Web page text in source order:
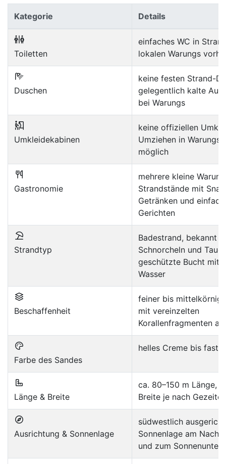
Kategorie Details
Toiletten
einfaches WC in
lokalen Warungs
Duschen
keine festen Strand-
gelegentlich kalte
bei Warungs
Umkleidekabinen
keine offiziellen
Umziehen in Warungs
möglich
Gastronomie
mehrere kleine
Strandstände mit
Getränken und
Gerichten
Strandtyp
Badestrand, bekannt
Schnorcheln und
geschützte Bucht mit
Wasser
Beschaffenheit
feiner bis
mit vereinzelten
Korallenfragmenten
Farbe des Sandes
helles Creme bis fast
Länge & Breite
ca. 80–150 m Länge,
Breite je nach Gezeiten
Ausrichtung & Sonnenlage
südwestlich
Sonnenlage am
und zum